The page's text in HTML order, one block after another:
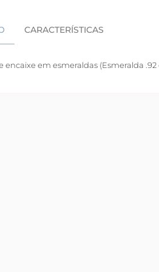
CARACTERÍSTICAS
encaixe em esmeraldas (Esmeralda .92